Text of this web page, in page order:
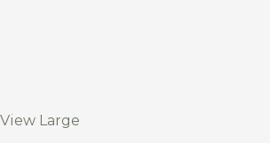
View Large